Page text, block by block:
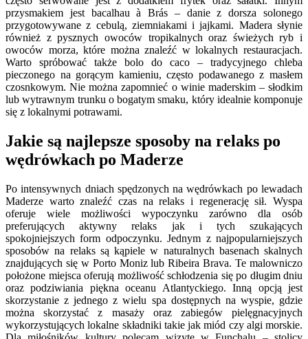
przysmakiem jest bacalhau à Brás – danie z dorsza solonego
przygotowywane z cebulą, ziemniakami i jajkami. Madera słynie
również z pysznych owoców tropikalnych oraz świeżych ryb i
owoców morza, które można znaleźć w lokalnych restauracjach.
Warto spróbować także bolo do caco – tradycyjnego chleba
pieczonego na gorącym kamieniu, często podawanego z masłem
czosnkowym. Nie można zapomnieć o winie maderskim – słodkim
lub wytrawnym trunku o bogatym smaku, który idealnie komponuje
się z lokalnymi potrawami.
Jakie są najlepsze sposoby na relaks po
wędrówkach po Maderze
Po intensywnych dniach spędzonych na wędrówkach po lewadach
Maderze warto znaleźć czas na relaks i regenerację sił. Wyspa
oferuje wiele możliwości wypoczynku zarówno dla osób
preferujących aktywny relaks jak i tych szukających
spokojniejszych form odpoczynku. Jednym z najpopularniejszych
sposobów na relaks są kąpiele w naturalnych basenach skalnych
znajdujących się w Porto Moniz lub Ribeira Brava. Te malowniczo
położone miejsca oferują możliwość schłodzenia się po długim dniu
oraz podziwiania piękna oceanu Atlantyckiego. Inną opcją jest
skorzystanie z jednego z wielu spa dostępnych na wyspie, gdzie
można skorzystać z masaży oraz zabiegów pielęgnacyjnych
wykorzystujących lokalne składniki takie jak miód czy algi morskie.